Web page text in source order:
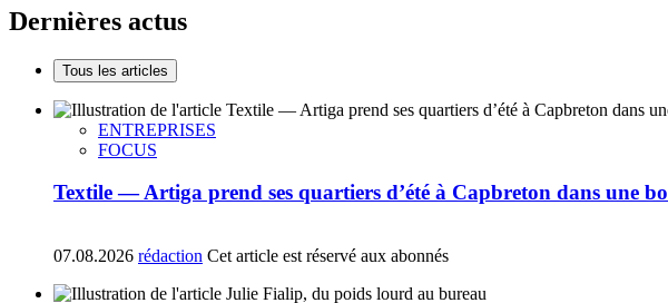
Dernières actus
Tous les articles
ENTREPRISES
FOCUS
Textile — Artiga prend ses quartiers d’été à Capbreton dans une
07.08.2026 rédaction Cet article est réservé aux abonnés